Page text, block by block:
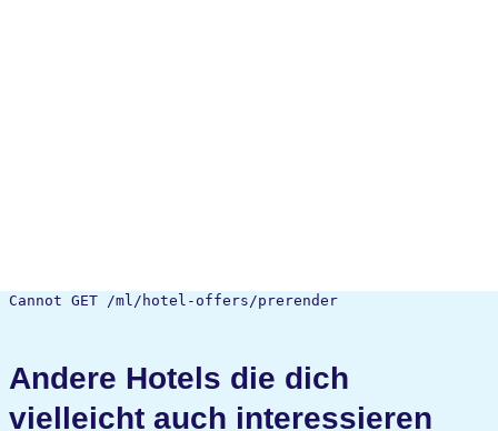
Cannot GET /ml/hotel-offers/prerender
Andere Hotels die dich
vielleicht auch interessieren